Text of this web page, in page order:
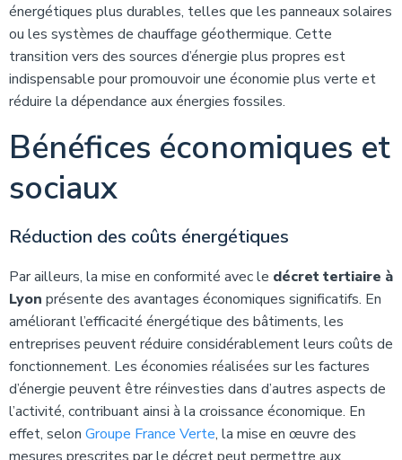
énergétiques plus durables, telles que les panneaux solaires
ou les systèmes de chauffage géothermique. Cette
transition vers des sources d’énergie plus propres est
indispensable pour promouvoir une économie plus verte et
réduire la dépendance aux énergies fossiles.
Bénéfices économiques et
sociaux
Réduction des coûts énergétiques
Par ailleurs, la mise en conformité avec le décret tertiaire à
Lyon présente des avantages économiques significatifs. En
améliorant l’efficacité énergétique des bâtiments, les
entreprises peuvent réduire considérablement leurs coûts de
fonctionnement. Les économies réalisées sur les factures
d’énergie peuvent être réinvesties dans d’autres aspects de
l’activité, contribuant ainsi à la croissance économique. En
effet, selon Groupe France Verte, la mise en œuvre des